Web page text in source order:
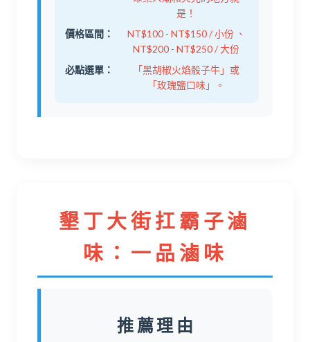
是！
價格區間：
NT$100 - NT$150 / 小份 、
NT$200 - NT$250 / 大份
必點選單：
「黑胡椒火焰骰子牛」或
「玫瑰鹽口味」。
墾丁大街扛霸子滷
味：一品滷味
推薦理由